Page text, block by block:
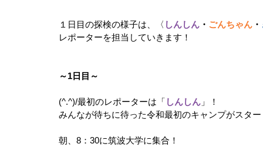
１日目の探検の様子は、〈 しんしん ・ ごんちゃん ・
レポーターを担当していきます！
～1日目～
(^.^)/最初のレポーターは「 しんしん 」！
みんなが待ちに待った令和最初のキャンプがスタ
朝、8：30に筑波大学に集合！